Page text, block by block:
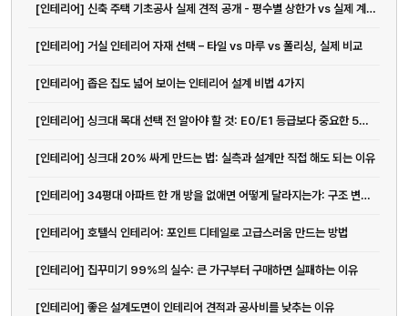
[인테리어] 신축 주택 기초공사 실제 견적 공개 - 평수별 상한가 vs 실제 계약가 비교분석
[인테리어] 거실 인테리어 자재 선택 – 타일 vs 마루 vs 폴리싱, 실제 비교
[인테리어] 좁은 집도 넓어 보이는 인테리어 설계 비법 4가지
[인테리어] 싱크대 목대 선택 전 알아야 할 것: E0/E1 등급보다 중요한 5가지
[인테리어] 싱크대 20% 싸게 만드는 법: 실측과 설계만 직접 해도 되는 이유
[인테리어] 34평대 아파트 한 개 방을 없애면 어떻게 달라지는가: 구조 변경의 정석
[인테리어] 호텔식 인테리어: 포인트 디테일로 고급스러움 만드는 방법
[인테리어] 집꾸미기 99%의 실수: 큰 가구부터 구매하면 실패하는 이유
[인테리어] 좋은 설계도면이 인테리어 견적과 공사비를 낮추는 이유